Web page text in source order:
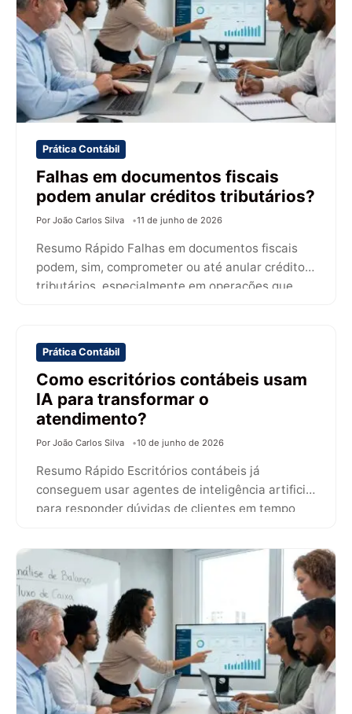
Prática Contábil
Falhas em documentos fiscais
podem anular créditos tributários?
Por João Carlos Silva 11 de junho de 2026
Resumo Rápido Falhas em documentos fiscais
podem, sim, comprometer ou até anular créditos
tributários, especialmente em operações que
Prática Contábil
Como escritórios contábeis usam
IA para transformar o
atendimento?
Por João Carlos Silva 10 de junho de 2026
Resumo Rápido Escritórios contábeis já
conseguem usar agentes de inteligência artificial
para responder dúvidas de clientes em tempo